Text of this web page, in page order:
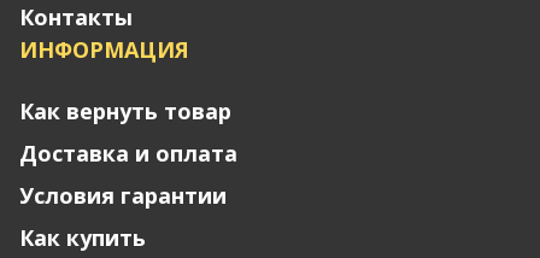
Контакты
ИНФОРМАЦИЯ
Как вернуть товар
Доставка и оплата
Условия гарантии
Как купить